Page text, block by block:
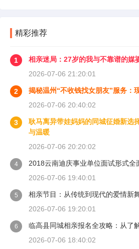
精彩推荐
1
相亲迷局：27岁的我与不靠谱的媒
2026-07-06 21:20:01
2
揭秘温州“不收钱找女朋友”服务：
2026-07-06 20:40:02
3
耿马离异带娃妈妈的同城征婚新选
与温暖
2026-07-06 20:20:02
4
2018云南迪庆事业单位面试形式全
2026-07-06 19:40:01
5
相亲节目：从传统到现代的爱情新
2026-07-06 19:20:01
6
临高县同城相亲报名全攻略：从了
2026-07-06 18:40:02